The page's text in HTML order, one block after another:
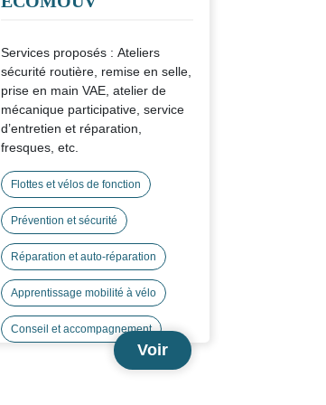
Services proposés : Ateliers
sécurité routière, remise en selle,
prise en main VAE, atelier de
mécanique participative, service
d’entretien et réparation,
fresques, etc.
Flottes et vélos de fonction
Prévention et sécurité
Réparation et auto-réparation
Apprentissage mobilité à vélo
Conseil et accompagnement
Voir